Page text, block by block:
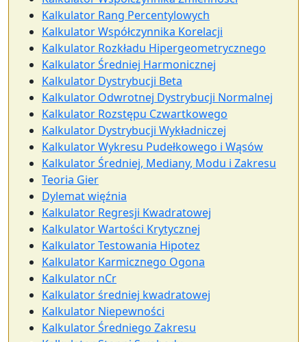
Kalkulator Rang Percentylowych
Kalkulator Współczynnika Korelacji
Kalkulator Rozkładu Hipergeometrycznego
Kalkulator Średniej Harmonicznej
Kalkulator Dystrybucji Beta
Kalkulator Odwrotnej Dystrybucji Normalnej
Kalkulator Rozstępu Czwartkowego
Kalkulator Dystrybucji Wykładniczej
Kalkulator Wykresu Pudełkowego i Wąsów
Kalkulator Średniej, Mediany, Modu i Zakresu
Teoria Gier
Dylemat więźnia
Kalkulator Regresji Kwadratowej
Kalkulator Wartości Krytycznej
Kalkulator Testowania Hipotez
Kalkulator Karmicznego Ogona
Kalkulator nCr
Kalkulator średniej kwadratowej
Kalkulator Niepewności
Kalkulator Średniego Zakresu